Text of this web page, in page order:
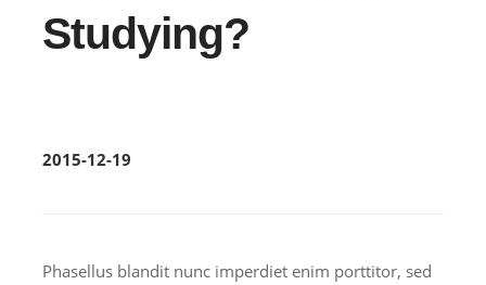
Studying?
2015-12-19
Phasellus blandit nunc imperdiet enim porttitor, sed